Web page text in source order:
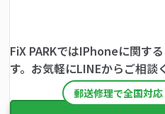
FiX PARKではIPhoneに関す
す。お気軽にLINEからご相談
郵送修理で全国対応